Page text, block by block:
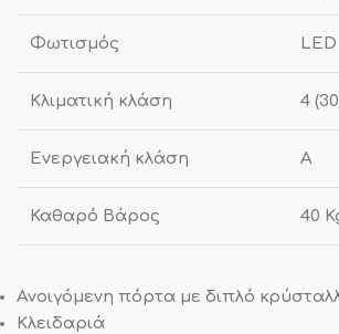
Φωτισμός LED
Κλιματική κλάση 4
Ενεργειακή κλάση Α
Καθαρό Βάρος 40
Ανοιγόμενη πόρτα με διπλό
Κλειδαριά